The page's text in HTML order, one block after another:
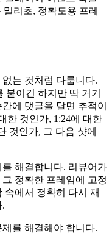
리초, 정확도용 프레
는 것처럼 다룹니다.
붙이긴 하지만 딱 거기
에 댓글을 달면 추적이
한 것인가, 1:24에 대한
것인가, 그 다음 샷에
해결합니다. 리뷰어가
정확한 프레임에 고정
속에서 정확히 다시 재
.
를 해결해야 합니다.